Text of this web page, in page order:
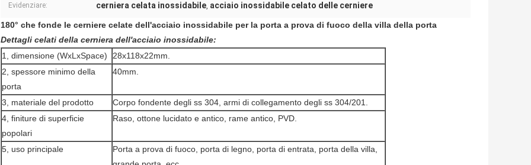
Evidenziare: cerniera celata inossidabile, acciaio inossidabile celato delle cerniere
180° che fonde le cerniere celate dell'acciaio inossidabile per la porta a prova di fuoco della villa della porta
Dettagli celati della cerniera dell'acciaio inossidabile:
1, dimensione (WxLxSpace)
28x118x22mm.
2, spessore minimo della
porta
40mm.
3, materiale del prodotto
Corpo fondente degli ss 304, armi di collegamento degli ss 304/201.
4, finiture di superficie
popolari
Raso, ottone lucidato e antico, rame antico, PVD.
5, uso principale
Porta a prova di fuoco, porta di legno, porta di entrata, porta della villa,